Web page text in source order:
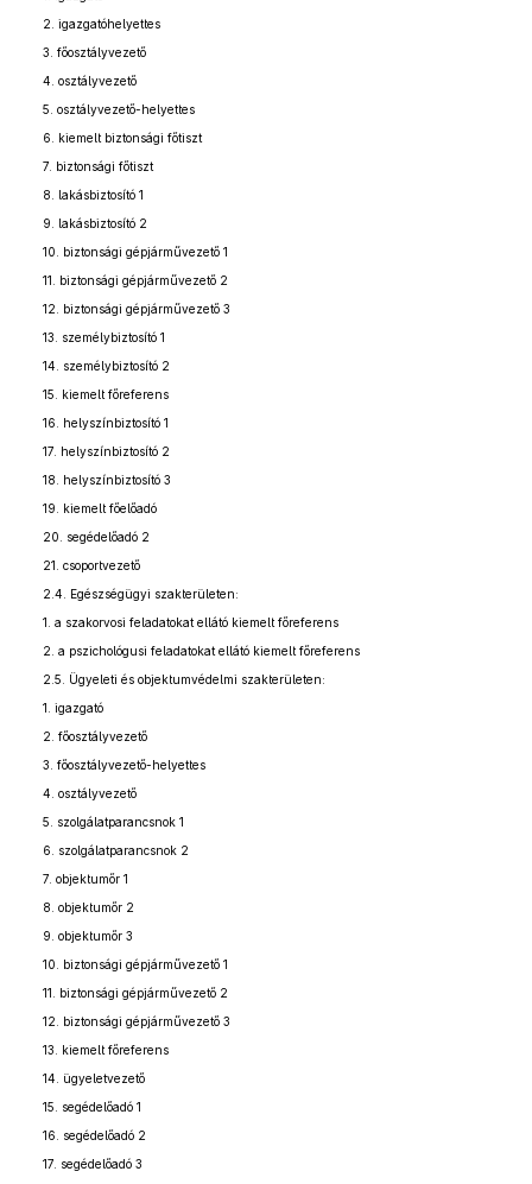
2. igazgatóhelyettes
3. főosztályvezető
4. osztályvezető
5. osztályvezető-helyettes
6. kiemelt biztonsági főtiszt
7. biztonsági főtiszt
8. lakásbiztosító 1
9. lakásbiztosító 2
10. biztonsági gépjárművezető 1
11. biztonsági gépjárművezető 2
12. biztonsági gépjárművezető 3
13. személybiztosító 1
14. személybiztosító 2
15. kiemelt főreferens
16. helyszínbiztosító 1
17. helyszínbiztosító 2
18. helyszínbiztosító 3
19. kiemelt főelőadó
20. segédelőadó 2
21. csoportvezető
2.4. Egészségügyi szakterületen:
1. a szakorvosi feladatokat ellátó kiemelt főreferens
2. a pszichológusi feladatokat ellátó kiemelt főreferens
2.5. Ügyeleti és objektumvédelmi szakterületen:
1. igazgató
2. főosztályvezető
3. főosztályvezető-helyettes
4. osztályvezető
5. szolgálatparancsnok 1
6. szolgálatparancsnok 2
7. objektumőr 1
8. objektumőr 2
9. objektumőr 3
10. biztonsági gépjárművezető 1
11. biztonsági gépjárművezető 2
12. biztonsági gépjárművezető 3
13. kiemelt főreferens
14. ügyeletvezető
15. segédelőadó 1
16. segédelőadó 2
17. segédelőadó 3